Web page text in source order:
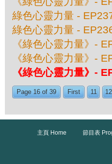
綠色心靈力量 -
綠色心靈力量 -
《綠色心靈力量》-
《綠色心靈力量》-
《綠色心靈力量》-
Page 16 of 39 First 11 12
主頁 Home 節目表